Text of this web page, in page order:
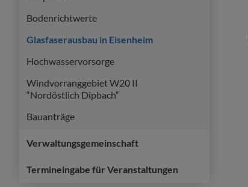
Bodenrichtwerte
Glasfaserausbau in Eisenheim
Hochwasservorsorge
Windvorranggebiet W20 II
“Nordöstlich Dipbach“
Bauanträge
Verwaltungsgemeinschaft
Termineingabe für Veranstaltungen